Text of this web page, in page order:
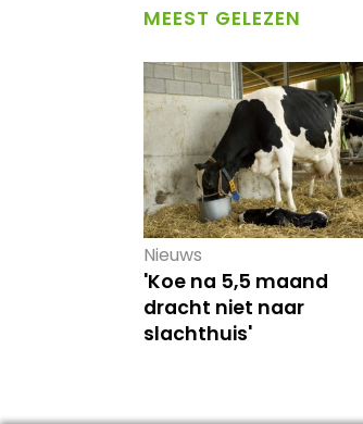
MEEST GELEZEN
Nieuws
'Koe na 5,5 maand
dracht niet naar
slachthuis'